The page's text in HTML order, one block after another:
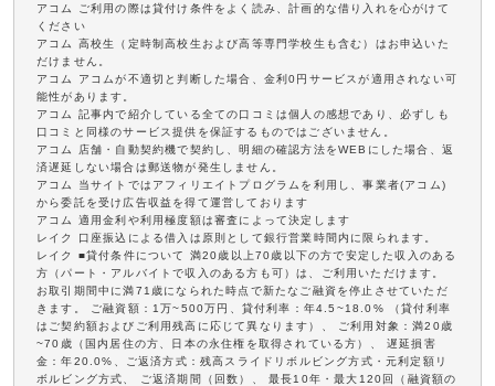
アコム ご利用の際は貸付け条件をよく読み、計画的な借り入れを心がけて
ください
アコム 高校生（定時制高校生および高等専門学校生も含む）はお申込いた
だけません。
アコム アコムが不適切と判断した場合、金利0円サービスが適用されない可
能性があります。
アコム 記事内で紹介している全ての口コミは個人の感想であり、必ずしも
口コミと同様のサービス提供を保証するものではございません。
アコム 店舗・自動契約機で契約し、明細の確認方法をWEBにした場合、返
済遅延しない場合は郵送物が発生しません。
アコム 当サイトではアフィリエイトプログラムを利用し、事業者(アコム)
から委託を受け広告収益を得て運営しております
アコム 適用金利や利用極度額は審査によって決定します
レイク 口座振込による借入は原則として銀行営業時間内に限られます。
レイク ■貸付条件について 満20歳以上70歳以下の方で安定した収入のある
方（パート・アルバイトで収入のある方も可）は、ご利用いただけます。
お取引期間中に満71歳になられた時点で新たなご融資を停止させていただ
きます。 ご融資額：1万~500万円、貸付利率：年4.5~18.0% （貸付利率
はご契約額およびご利用残高に応じて異なります）、 ご利用対象：満20歳
~70歳（国内居住の方、日本の永住権を取得されている方）、 遅延損害
金：年20.0%、ご返済方式：残高スライドリボルビング方式・元利定額リ
ボルビング方式、 ご返済期間（回数）、 最長10年・最大120回（融資額の